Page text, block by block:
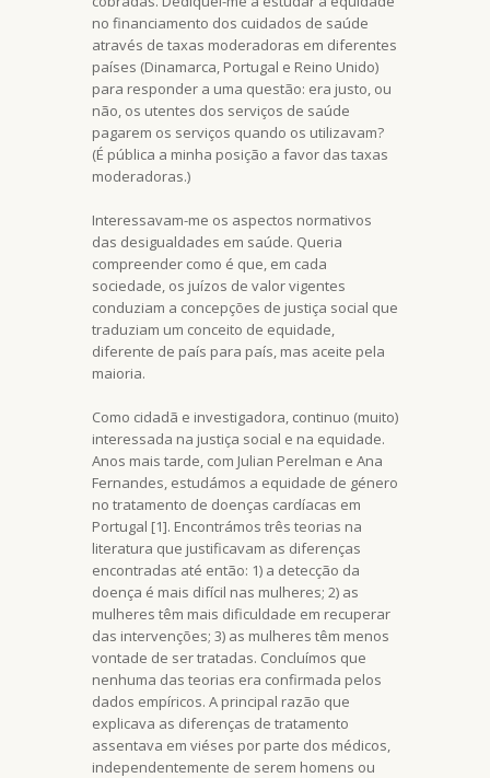
no financiamento dos cuidados de saúde
através de taxas moderadoras em diferentes
países (Dinamarca, Portugal e Reino Unido)
para responder a uma questão: era justo, ou
não, os utentes dos serviços de saúde
pagarem os serviços quando os utilizavam?
(É pública a minha posição a favor das taxas
moderadoras.)
Interessavam-me os aspectos normativos
das desigualdades em saúde. Queria
compreender como é que, em cada
sociedade, os juízos de valor vigentes
conduziam a concepções de justiça social que
traduziam um conceito de equidade,
diferente de país para país, mas aceite pela
maioria.
Como cidadã e investigadora, continuo (muito)
interessada na justiça social e na equidade.
Anos mais tarde, com Julian Perelman e Ana
Fernandes, estudámos a equidade de género
no tratamento de doenças cardíacas em
Portugal [1]. Encontrámos três teorias na
literatura que justificavam as diferenças
encontradas até então: 1) a detecção da
doença é mais difícil nas mulheres; 2) as
mulheres têm mais dificuldade em recuperar
das intervenções; 3) as mulheres têm menos
vontade de ser tratadas. Concluímos que
nenhuma das teorias era confirmada pelos
dados empíricos. A principal razão que
explicava as diferenças de tratamento
assentava em viéses por parte dos médicos,
independentemente de serem homens ou